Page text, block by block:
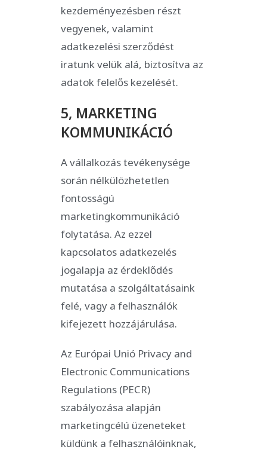
kezdeményezésben részt
vegyenek, valamint
adatkezelési szerződést
iratunk velük alá, biztosítva az
adatok felelős kezelését.
5, MARKETING
KOMMUNIKÁCIÓ
A vállalkozás tevékenysége
során nélkülözhetetlen
fontosságú
marketingkommunikáció
folytatása. Az ezzel
kapcsolatos adatkezelés
jogalapja az érdeklődés
mutatása a szolgáltatásaink
felé, vagy a felhasználók
kifejezett hozzájárulása.
Az Európai Unió Privacy and
Electronic Communications
Regulations (PECR)
szabályozása alapján
marketingcélú üzeneteket
küldünk a felhasználóinknak,